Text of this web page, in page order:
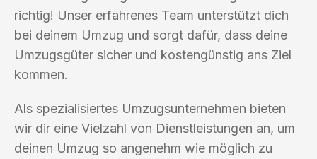
richtig! Unser erfahrenes Team unterstützt dich
bei deinem Umzug und sorgt dafür, dass deine
Umzugsgüter sicher und kostengünstig ans Ziel
kommen.
Als spezialisiertes Umzugsunternehmen bieten
wir dir eine Vielzahl von Dienstleistungen an, um
deinen Umzug so angenehm wie möglich zu